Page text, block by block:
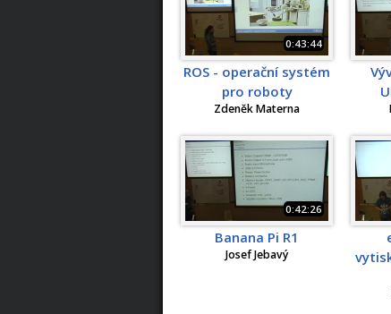
0:43:44
ROS - operační systém
pro roboty
Zdeněk Materna
0:42:26
Banana Pi R1
Josef Jebavý